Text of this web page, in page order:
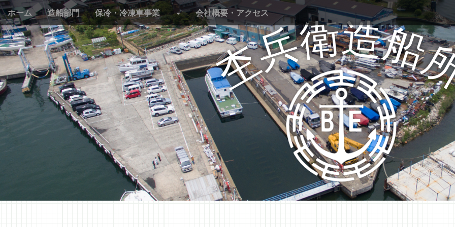
M
a
i
n
m
e
n
u
S
k
i
p
t
o
c
o
n
t
n
ホーム 造船部門 保冷・冷凍車事業 会社概要・アクセス
杢兵衛造船
Mokube shipyard Co., Ltd.